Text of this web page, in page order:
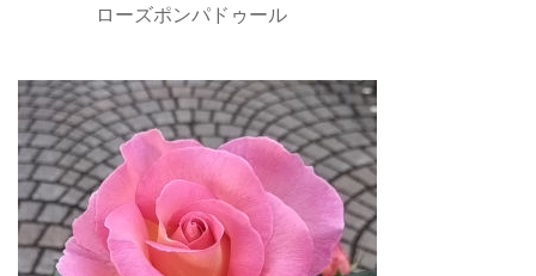
ローズポンパドゥール